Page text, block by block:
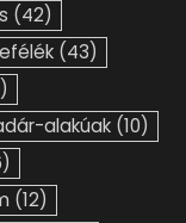
(42)
(43)
alakúak (10)
(12)